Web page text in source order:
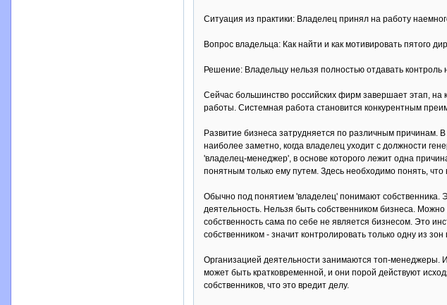
Ситуация из практики: Владелец принял на работу
Вопрос владельца: Как найти и как мотивировать пятого
Решение: Владельцу нельзя полностью отдавать
Сейчас большинство российских фирм завершает этап, на
работы. Системная работа становится конкурентным
Развитие бизнеса затрудняется по различным причинам.
наиболее заметно, когда владелец уходит с должности
'владелец-менеджер', в основе которого лежит одна
понятным только ему путем. Здесь необходимо понять, что
Обычно под понятием 'владелец' понимают собственника.
деятельность. Нельзя быть собственником бизнеса.
собственность сама по себе не является бизнесом. Это
собственником - значит контролировать только одну из
Организацией деятельности занимаются топ-менеджеры.
может быть кратковременной, и они порой действуют
собственников, что это вредит делу.